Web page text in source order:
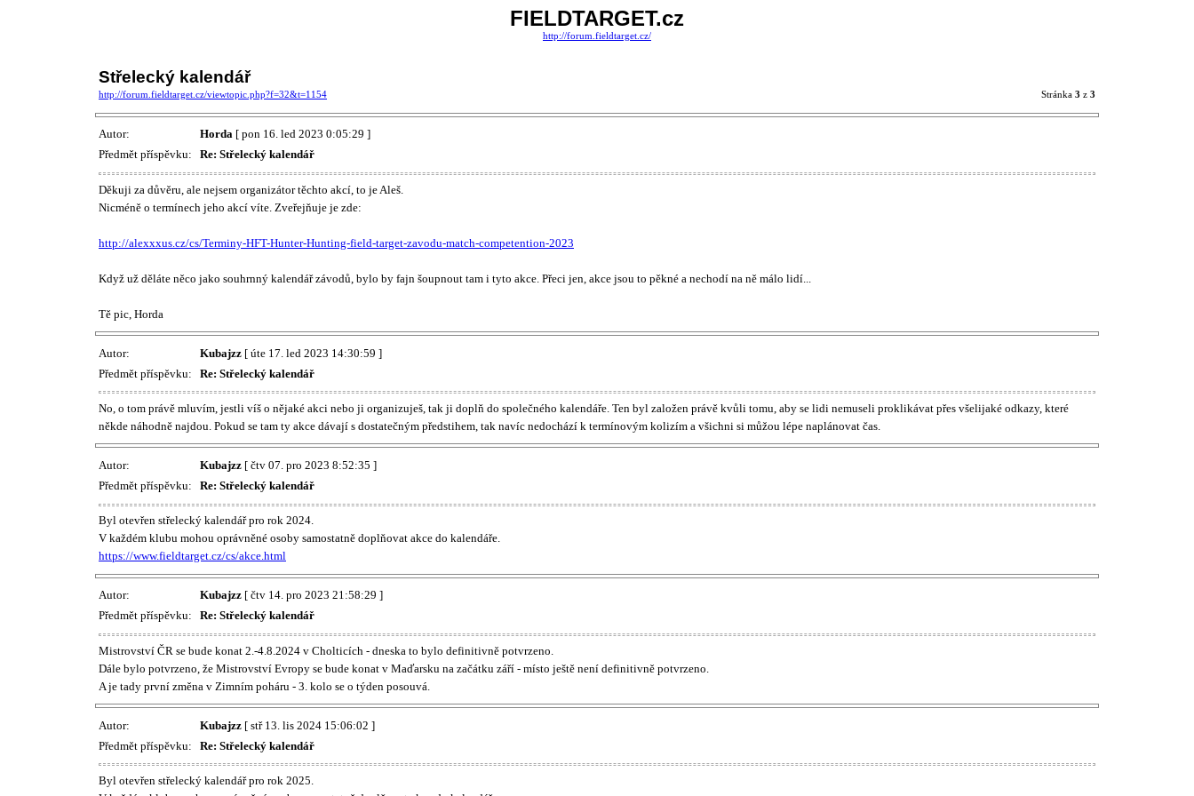
FIELDTARGET.cz
http://forum.fieldtarget.cz/
Střelecký kalendář
http://forum.fieldtarget.cz/viewtopic.php?f=32&t=1154 Stránka 3 z 3
Autor: Horda [ pon 16. led 2023 0:05:29 ]
Předmět příspěvku:
Re: Střelecký kalendář
Děkuji za důvěru, ale nejsem organizátor těchto akcí, to je Aleš.
Nicméně o termínech jeho akcí víte. Zveřejňuje je zde:
http://alexxxus.cz/cs/Terminy-HFT-Hunter-Hunting-field-target-zavodu-match-competention-2023
Když už děláte něco jako souhrnný kalendář závodů, bylo by fajn šoupnout tam i tyto akce. Přeci jen, akce jsou to pěkné a nechodí na ně málo lidí...
Tě pic, Horda
Autor: Kubajzz [ úte 17. led 2023 14:30:59 ]
Předmět příspěvku:
Re: Střelecký kalendář
No, o tom právě mluvím, jestli víš o nějaké akci nebo ji organizuješ, tak ji doplň do společného kalendáře. Ten byl založen právě kvůli tomu, aby se lidi nemuseli proklikávat přes všelijaké odkazy, které
někde náhodně najdou. Pokud se tam ty akce dávají s dostatečným předstihem, tak navíc nedochází k termínovým kolizím a všichni si můžou lépe naplánovat čas.
Autor: Kubajzz [ čtv 07. pro 2023 8:52:35 ]
Předmět příspěvku:
Re: Střelecký kalendář
Byl otevřen střelecký kalendář pro rok 2024.
V každém klubu mohou oprávněné osoby samostatně doplňovat akce do kalendáře.
https://www.fieldtarget.cz/cs/akce.html
Autor: Kubajzz [ čtv 14. pro 2023 21:58:29 ]
Předmět příspěvku:
Re: Střelecký kalendář
Mistrovství ČR se bude konat 2.-4.8.2024 v Cholticích - dneska to bylo definitivně potvrzeno.
Dále bylo potvrzeno, že Mistrovství Evropy se bude konat v Maďarsku na začátku září - místo ještě není definitivně potvrzeno.
A je tady první změna v Zimním poháru - 3. kolo se o týden posouvá.
Autor: Kubajzz [ stř 13. lis 2024 15:06:02 ]
Předmět příspěvku:
Re: Střelecký kalendář
Byl otevřen střelecký kalendář pro rok 2025.